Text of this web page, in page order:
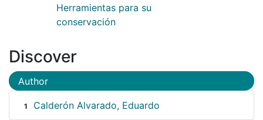
Herramientas para su
conservación
Discover
Author
1 Calderón Alvarado, Eduardo